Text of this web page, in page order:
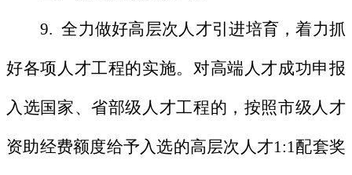
9. 全力做好高层次人才引进培育，着力抓
好各项人才工程的实施。对高端人才成功申报
入选国家、省部级人才工程的，按照市级人才
资助经费额度给予入选的高层次人才1:1配套奖